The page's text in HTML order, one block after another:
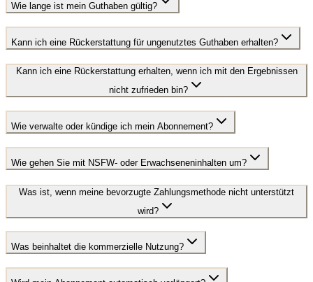
Wie lange ist mein Guthaben gültig?
Kann ich eine Rückerstattung für ungenutztes Guthaben erhalten?
Kann ich eine Rückerstattung erhalten, wenn ich mit den Ergebnissen
nicht zufrieden bin?
Wie verwalte oder kündige ich mein Abonnement?
Wie gehen Sie mit NSFW- oder Erwachseneninhalten um?
Was ist, wenn meine bevorzugte Zahlungsmethode nicht unterstützt
wird?
Was beinhaltet die kommerzielle Nutzung?